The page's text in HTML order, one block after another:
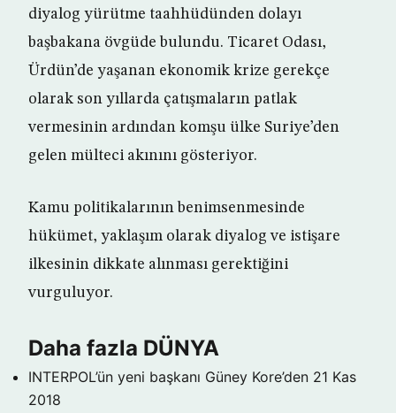
diyalog yürütme taahhüdünden dolayı
başbakana övgüde bulundu. Ticaret Odası,
Ürdün’de yaşanan ekonomik krize gerekçe
olarak son yıllarda çatışmaların patlak
vermesinin ardından komşu ülke Suriye’den
gelen mülteci akınını gösteriyor.
Kamu politikalarının benimsenmesinde
hükümet, yaklaşım olarak diyalog ve istişare
ilkesinin dikkate alınması gerektiğini
vurguluyor.
Daha fazla DÜNYA
INTERPOL’ün yeni başkanı Güney Kore’den 21 Kas
2018